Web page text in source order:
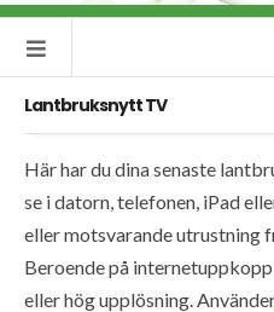
Lantbruksnytt TV
Här har du dina senaste
se i datorn, telefonen, iPad
eller motsvarande utrustning
Beroende på
eller hög upplösning.